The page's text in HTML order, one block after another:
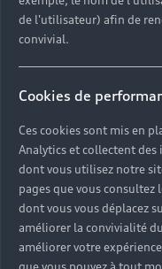
de l'utilisateur) afin de
convivial.
Cookies de
Ces cookies sont mis en
Analytics et collectent
dont vous utilisez notre
pages que vous consultez
dont vous vous déplacez
améliorer la convivialité
améliorer votre
et aux finitions